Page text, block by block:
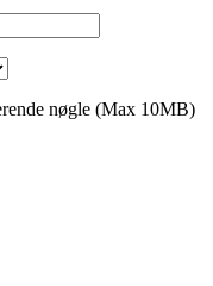
nøgle (Max 10MB)